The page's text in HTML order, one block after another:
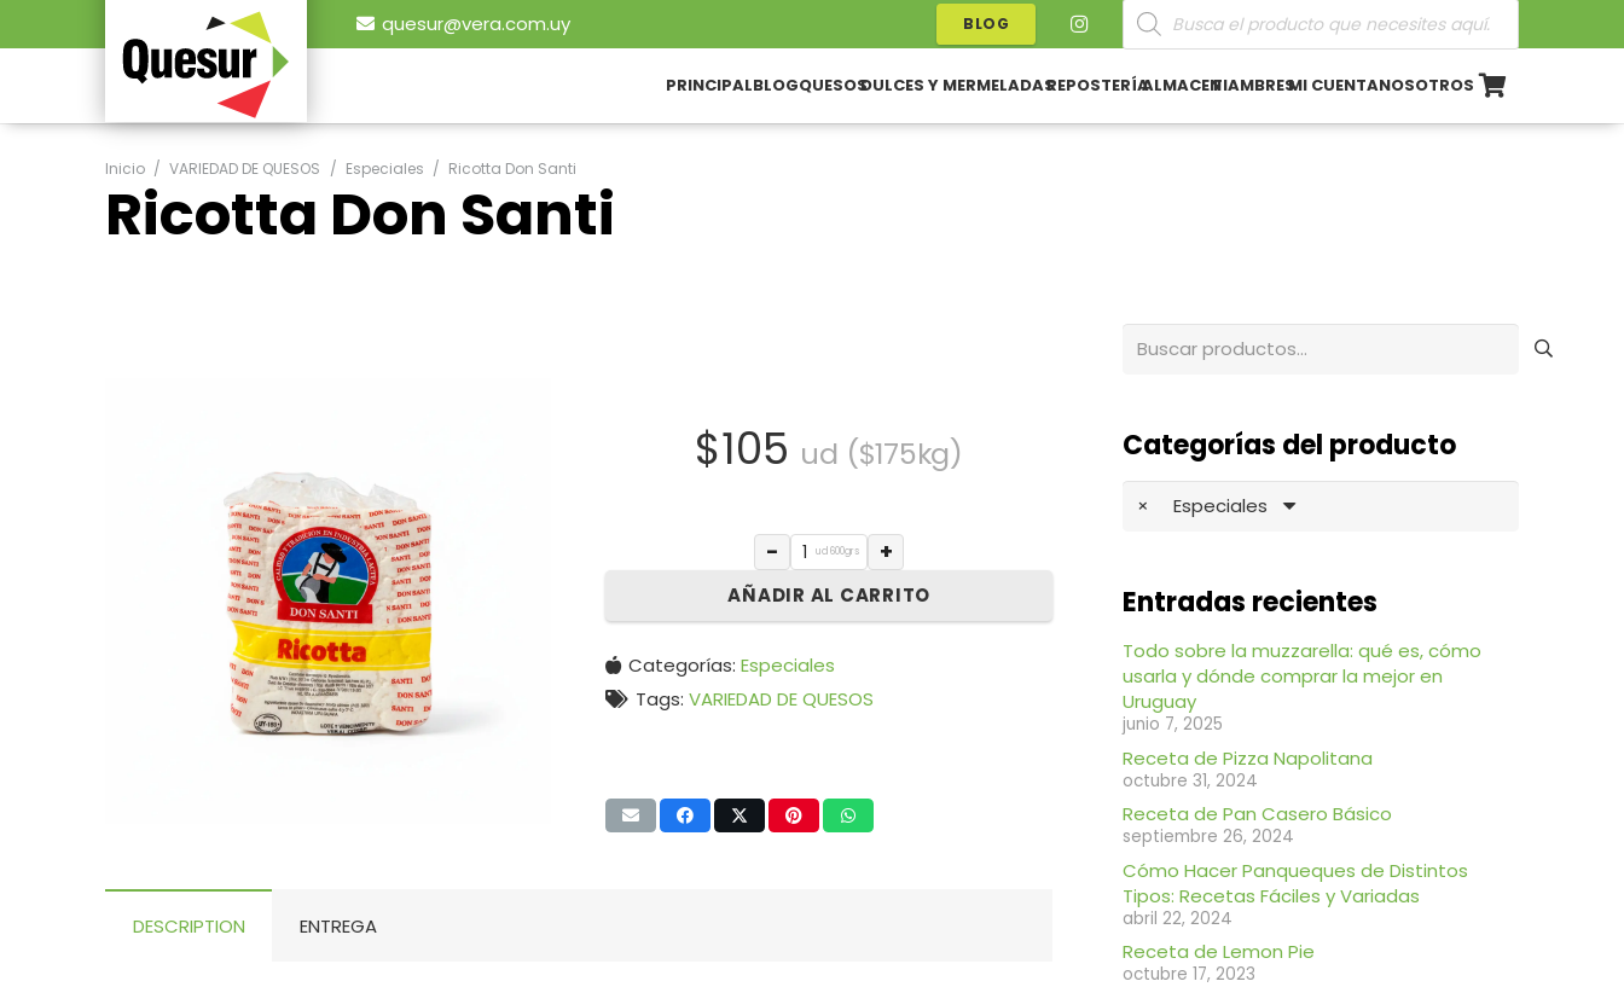
quesur@vera.com.uy BLOG
Búsqueda
de
productos
PRINCIPALBLOGQUESOSDULCES Y MERMELADASREPOSTERÍAALMACENFIAMBRESMI CUENTANOSOTROS
Inicio / VARIEDAD DE QUESOS / Especiales / Ricotta Don Santi
Ricotta Don Santi
$105 ud ($175kg)
− ud 600grs +
AÑADIR AL CARRITO
Categorías:Especiales
Tags:VARIEDAD DE QUESOS
DESCRIPTION ENTREGA
Buscar
Categorías del producto
× Especiales
Entradas recientes
Todo sobre la muzzarella: qué es, cómo
usarla y dónde comprar la mejor en
Uruguay
junio 7, 2025
Receta de Pizza Napolitana
octubre 31, 2024
Receta de Pan Casero Básico
septiembre 26, 2024
Cómo Hacer Panqueques de Distintos
Tipos: Recetas Fáciles y Variadas
abril 22, 2024
Receta de Lemon Pie
octubre 17, 2023